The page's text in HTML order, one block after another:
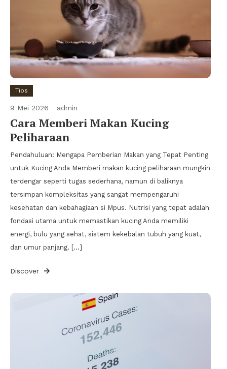
Tips
9 Mei 2026 admin
Cara Memberi Makan Kucing
Peliharaan
Pendahuluan: Mengapa Pemberian Makan yang Tepat Penting
untuk Kucing Anda Memberi makan kucing peliharaan mungkin
terdengar seperti tugas sederhana, namun di baliknya
tersimpan kompleksitas yang sangat mempengaruhi
kesehatan dan kebahagiaan si Mpus. Nutrisi yang tepat adalah
fondasi utama untuk memastikan kucing Anda memiliki
energi, bulu yang sehat, sistem kekebalan tubuh yang kuat,
dan umur panjang. […]
Discover